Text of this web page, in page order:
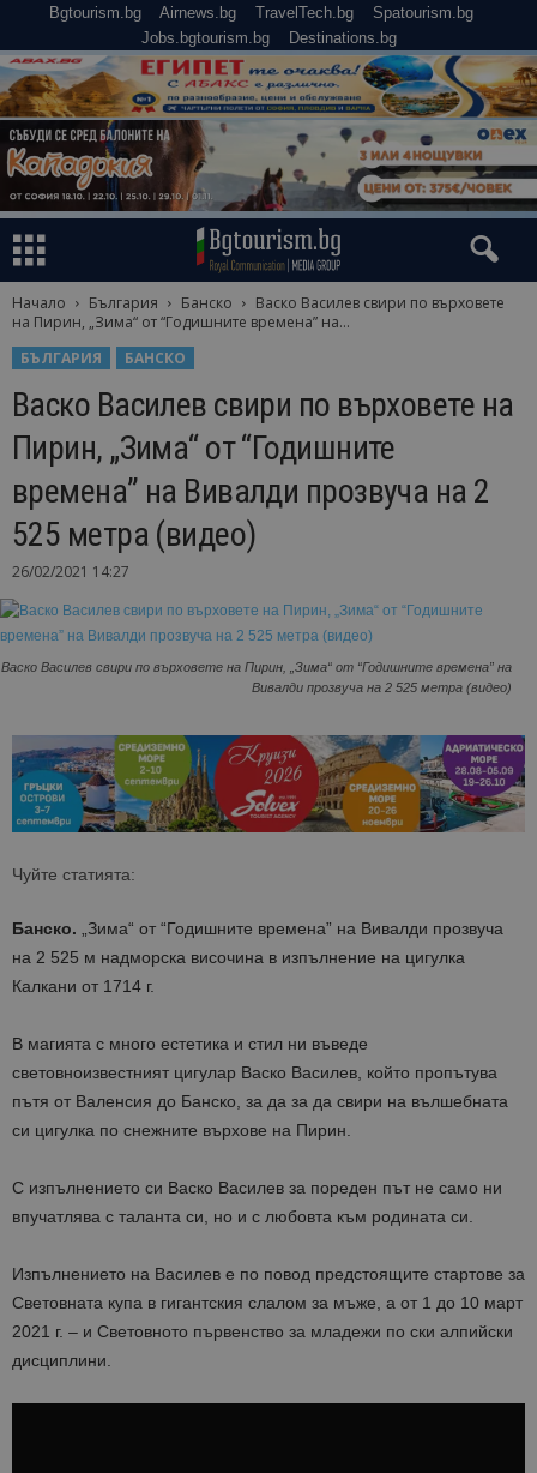
Bgtourism.bg Airnews.bg TravelTech.bg
Spatourism.bg
Jobs.bgtourism.bg
Destinations.bg
Начало България Банско
Васко Василев свири по върховете
на Пирин, „Зима“ от “Годишните времена” на...
БЪЛГАРИЯ
БАНСКО
Васко Василев свири по върховете на
Пирин, „Зима“ от “Годишните
времена” на Вивалди прозвуча на 2
525 метра (видео)
26/02/2021 14:27
Васко Василев свири по върховете на Пирин, „Зима“ от “Годишните времена” на
Вивалди прозвуча на 2 525 метра (видео)
Чуйте статията:
Банско. „Зима“ от “Годишните времена” на Вивалди прозвуча
на 2 525 м надморска височина в изпълнение на цигулка
Калкани от 1714 г.
В магията с много естетика и стил ни въведе
световноизвестният цигулар Васко Василев, който пропътува
пътя от Валенсия до Банско, за да за да свири на вълшебната
си цигулка по снежните върхове на Пирин.
С изпълнението си Васко Василев за пореден път не само ни
впучатлява с таланта си, но и с любовта към родината си.
Изпълнението на Василев е по повод предстоящите стартове за
Световната купа в гигантския слалом за мъже, а от 1 до 10 март
2021 г. – и Световното първенство за младежи по ски алпийски
дисциплини.